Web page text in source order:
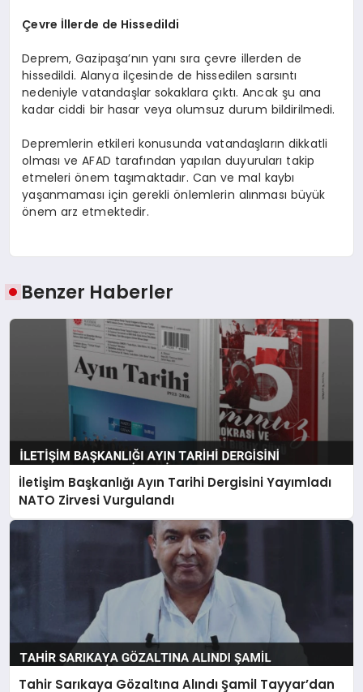
Çevre İllerde de Hissedildi
Deprem, Gazipaşa’nın yanı sıra çevre illerden de
hissedildi. Alanya ilçesinde de hissedilen sarsıntı
nedeniyle vatandaşlar sokaklara çıktı. Ancak şu ana
kadar ciddi bir hasar veya olumsuz durum bildirilmedi.
Depremlerin etkileri konusunda vatandaşların dikkatli
olması ve AFAD tarafından yapılan duyuruları takip
etmeleri önem taşımaktadır. Can ve mal kaybı
yaşanmaması için gerekli önlemlerin alınması büyük
önem arz etmektedir.
Benzer Haberler
İletişim Başkanlığı Ayın Tarihi Dergisini Yayımladı
NATO Zirvesi Vurgulandı
Tahir Sarıkaya Gözaltına Alındı Şamil Tayyar’dan